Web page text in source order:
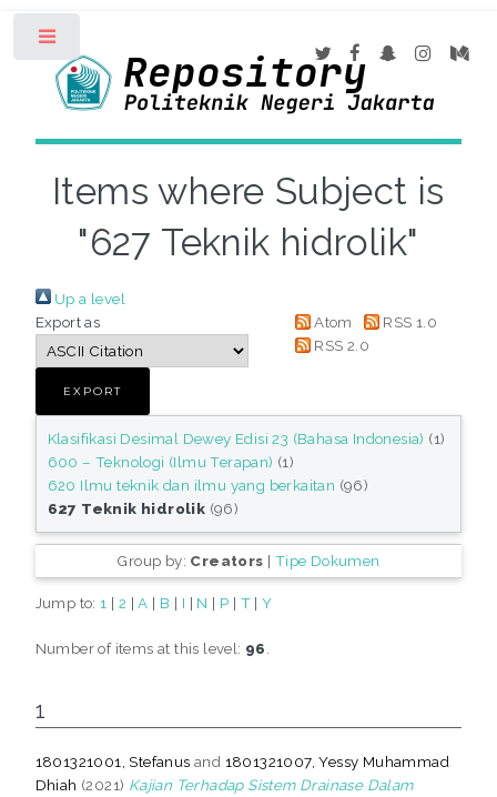
Items where Subject is
"627 Teknik hidrolik"
Up a level
Export as
Atom
RSS 1.0
RSS 2.0
Klasifikasi Desimal Dewey Edisi 23 (Bahasa Indonesia) (1)
600 – Teknologi (Ilmu Terapan) (1)
620 Ilmu teknik dan ilmu yang berkaitan (96)
627 Teknik hidrolik (96)
Group by: Creators | Tipe Dokumen
Jump to: 1 | 2 |A | B | I | N | P | T|Y
Number of items at this level: 96
1
1801321001, Stefanus and 1801321007, Yessy Muhammad
Dhiah (2021) Kajian Terhadap Sistem Drainase Dalam